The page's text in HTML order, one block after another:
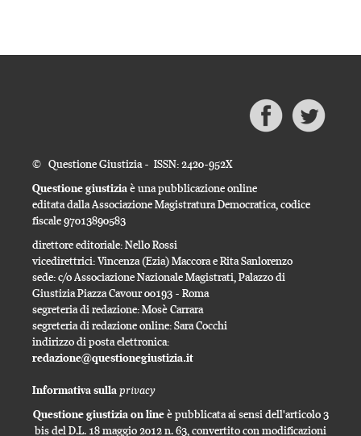
© Questione Giustizia - ISSN: 2420-952X
Questione giustiziaè una pubblicazione online
editata dalla Associazione Magistratura Democratica, codice
fiscale 97013890583
direttore editoriale: Nello Rossi
vicedirettrici: Vincenza (Ezia) Maccora e Rita Sanlorenzo
sede: c/o Associazione Nazionale Magistrati, Palazzo di
Giustizia Piazza Cavour 00193 - Roma
segreteria di redazione: Mosè Carrara
segreteria di redazione online: Sara Cocchi
indirizzo di posta elettronica:
redazione@questionegiustizia.it
Informativa sullaprivacy
Questione giustizia on lineè pubblicata ai sensi dell'articolo 3
bis del D.L. 18 maggio 2012 n. 63, convertito con modificazioni